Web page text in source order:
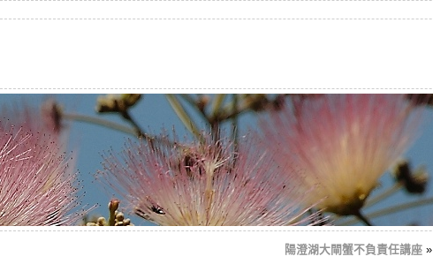
陽澄湖大閘蟹不負責任講座»